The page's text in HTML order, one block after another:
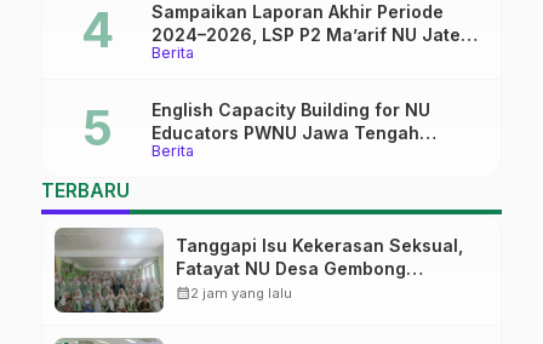
Berita
Sampaikan Laporan Akhir Periode
2024–2026, LSP P2 Ma’arif NU Jateng
Mantapkan Sinergi Link and Match
Berita
English Capacity Building for NU
Educators PWNU Jawa Tengah
Batch#4; Membuka Jalan Menuju
TERBARU
Tanggapi Isu Kekerasan Seksual,
Fatayat NU Desa Gembong
Datangkan Aktifis HAM
calendar_month2 jam yang lalu